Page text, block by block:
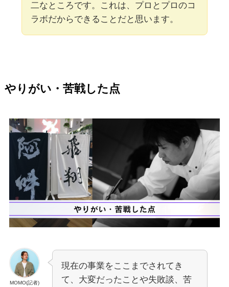
二なところです。これは、プロとプロのコ
ラボだからできることだと思います。
やりがい・苦戦した点
MOMO(記者)
現在の事業をここまでされてき
て、大変だったことや失敗談、苦